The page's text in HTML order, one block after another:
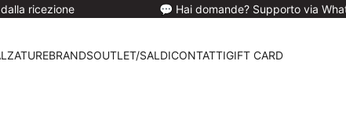
💬 Hai domande? Supporto via Whatsapp/
BRANDSOUTLET/SALDICONTATTIGIFT CARD